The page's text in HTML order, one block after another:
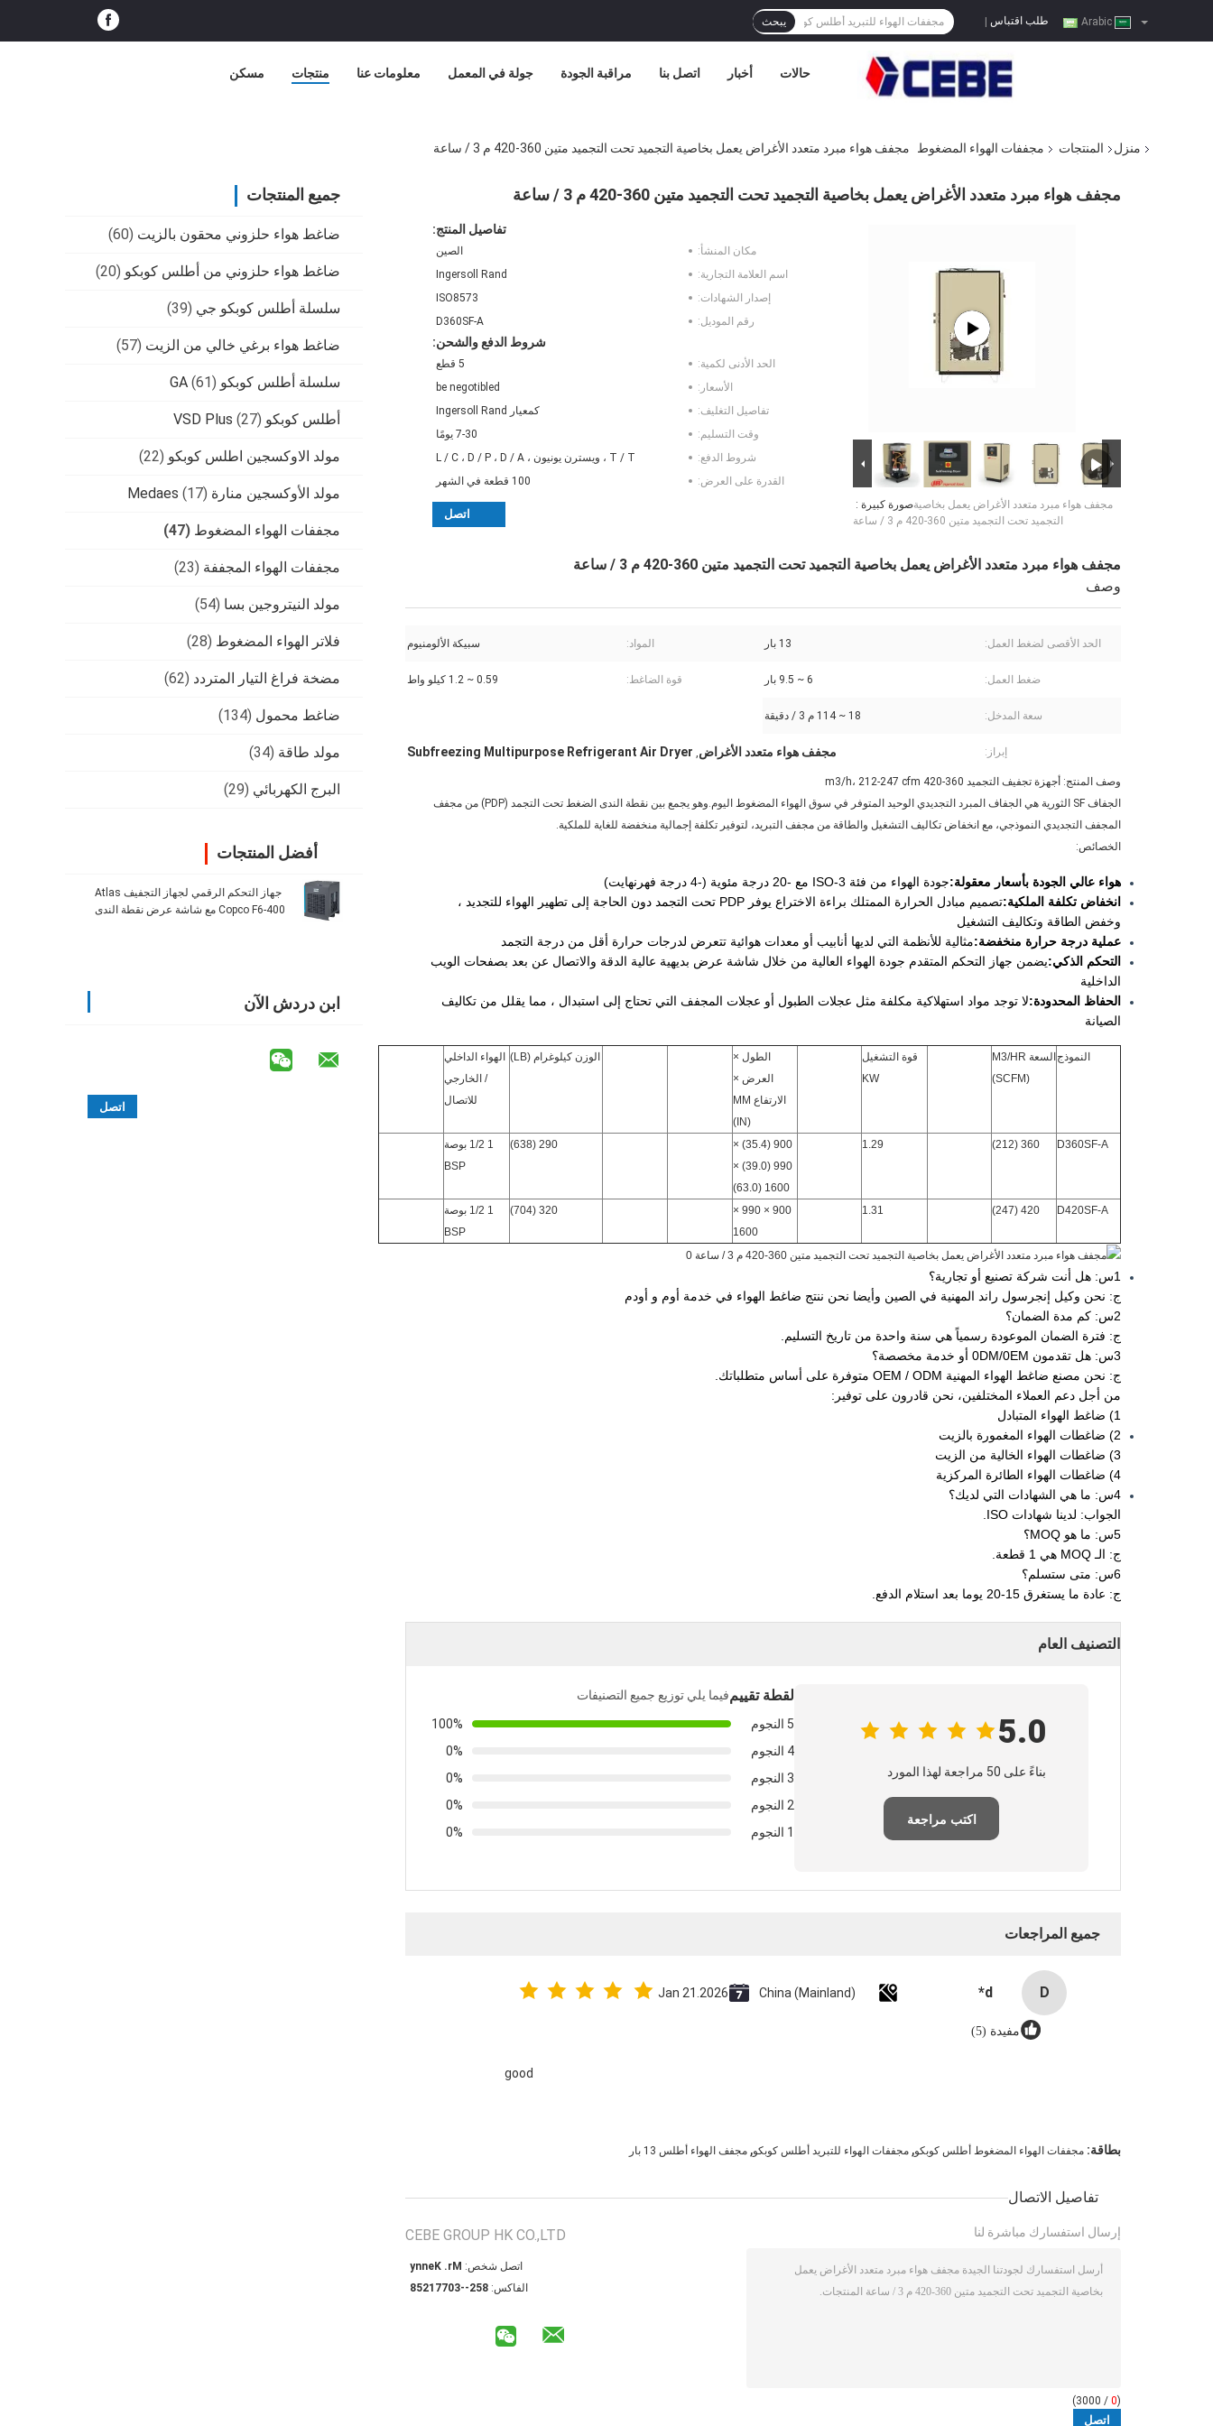
طلب اقتباس يبحث
مسكن منتجات معلومات عنا جولة في المعمل مراقبة الجودة اتصل بنا أخبار حالات
منزل المنتجات مجففات الهواء المضغوط مجفف هواء مبرد متعدد الأغراض يعمل بخاصية التجميد تحت التجميد متين 360-420 م 3 / ساعة
جميع المنتجات
ضاغط هواء حلزوني محقون بالزيت (60)
ضاغط هواء حلزوني من أطلس كوبكو (20)
سلسلة أطلس كوبكو جي (39)
ضاغط هواء برغي خالي من الزيت (57)
سلسلة أطلس كوبكو GA (61)
أطلس كوبكو VSD Plus (27)
مولد الاوكسجين اطلس كوبكو (22)
مولد الأوكسجين منارة Medaes (17)
مجففات الهواء المضغوط (47)
مجففات الهواء المجففة (23)
مولد النيتروجين بسا (54)
فلاتر الهواء المضغوط (28)
مضخة فراغ التيار المتردد (62)
ضاغط محمول (134)
مولد طاقة (34)
البرج الكهربائي (29)
أفضل المنتجات
جهاز التحكم الرقمي لجهاز التجفيف Atlas
Copco F6-400 مع شاشة عرض نقطة الندى
ابن دردش الآن
مجفف هواء مبرد متعدد الأغراض يعمل بخاصية التجميد تحت التجميد متين 360-420 م 3 / ساعة
صورة كبيرة :مجفف هواء مبرد متعدد الأغراض يعمل بخاصية
التجميد تحت التجميد متين 360-420 م 3 / ساعة
تفاصيل المنتج:
مكان المنشأ:
الصين
اسم العلامة التجارية:
Ingersoll Rand
إصدار الشهادات:
ISO8573
رقم الموديل:
D360SF-A
شروط الدفع والشحن:
الحد الأدنى لكمية:
5 قطع
الأسعار:
be negotibled
تفاصيل التغليف:
كمعيار Ingersoll Rand
وقت التسليم:
7-30 يومًا
شروط الدفع:
T / T ، ويسترن يونيون ، L / C ، D / P ، D / A
القدرة على العرض:
100 قطعة في الشهر
اتصل
مجفف هواء مبرد متعدد الأغراض يعمل بخاصية التجميد تحت التجميد متين 360-420 م 3 / ساعة
وصف
الحد الأقصى لضغط العمل: 13 بار المواد: سبيكة الألومنيوم
ضغط العمل: 6 ~ 9.5 بار قوة الضاغط: 0.59 ~ 1.2 كيلو واط
سعة المدخل: 18 ~ 114 م 3 / دقيقة
إبراز: مجفف هواء متعدد الأغراض,
Subfreezing Multipurpose Refrigerant Air Dryer
وصف المنتج: أجهزة تجفيف التجميد 360-420 m3/h، 212-247 cfm
الجفاف SF الثورية هي الجفاف المبرد التجديدي الوحيد المتوفر في سوق الهواء المضغوط اليوم.وهو يجمع بين نقطة الندى الضغط تحت التجمد (PDP) من مجفف
المجفف التجديدي النموذجي، مع انخفاض تكاليف التشغيل والطاقة من مجفف التبريد، لتوفير تكلفة إجمالية منخفضة للغاية للملكية.
الخصائص:
هواء عالي الجودة بأسعار معقولة:جودة الهواء من فئة ISO-3 مع -20 درجة مئوية (-4 درجة فهرنهايت)
انخفاض تكلفة الملكية:
تصميم مبادل الحرارة الممتلك براءة الاختراع يوفر PDP تحت التجمد دون الحاجة إلى تطهير الهواء للتجديد ،
وخفض الطاقة وتكاليف التشغيل
عملية درجة حرارة منخفضة:مثالية للأنظمة التي لديها أنابيب أو معدات هوائية تتعرض لدرجات حرارة أقل من درجة التجمد
التحكم الذكي:يضمن جهاز التحكم المتقدم جودة الهواء العالية من خلال شاشة عرض بديهية عالية الدقة والاتصال عن بعد بصفحات الويب
الداخلية
الحفاظ المحدودة:لا توجد مواد استهلاكية مكلفة مثل عجلات الطبول أو عجلات المجفف التي تحتاج إلى استبدال ، مما يقلل من تكاليف
الصيانة
النموذج
السعة M3/HR
(SCFM)
قوة التشغيل
KW
الطول ×
العرض ×
الارتفاع MM
(IN)
الوزن كيلوغرام (LB)
الهواء الداخلي
/ الخارجي
للاتصال
D360SF-A
360 (212)
1.29
900 (35.4) ×
990 (39.0) ×
1600 (63.0)
290 (638)
1 1/2 بوصة
BSP
D420SF-A
420 (247)
1.31
900 × 990 ×
1600
320 (704)
1 1/2 بوصة
BSP
1س: هل أنت شركة تصنيع أو تجارية؟
ج: نحن وكيل إنجرسول راند المهنية في الصين وأيضا نحن ننتج ضاغط الهواء في خدمة أوم و أودم
2س: كم مدة الضمان؟
ج: فترة الضمان الموعودة رسمياً هي سنة واحدة من تاريخ التسليم.
3س: هل تقدمون 0DM/0EM أو خدمة مخصصة؟
ج: نحن مصنع ضاغط الهواء المهنية OEM / ODM متوفرة على أساس متطلباتك.
من أجل دعم العملاء المختلفين، نحن قادرون على توفير:
1) ضاغط الهواء المتبادل
2) ضاغطات الهواء المغمورة بالزيت
3) ضاغطات الهواء الخالية من الزيت
4) ضاغطات الهواء الطائرة المركزية
4س: ما هي الشهادات التي لديك؟
الجواب: لدينا شهادات ISO.
5س: ما هو MOQ؟
ج: الـ MOQ هي 1 قطعة.
6س: متى ستسلم؟
ج: عادة ما يستغرق 15-20 يوما بعد استلام الدفع.
التصنيف العام
5.0
بناءً على 50 مراجعة لهذا المورد
اكتب مراجعة
لقطة تقييمفيما يلي توزيع جميع التصنيفات
5 النجوم
100%
4 النجوم
0%
3 النجوم
0%
2 النجوم
0%
1 النجوم
0%
جميع المراجعات
D
d*
China (Mainland)
Jan 21.2026
مفيدة (5)
good
بطاقة: مجففات الهواء المضغوط أطلس كوبكو, مجففات الهواء للتبريد أطلس كوبكو, مجفف الهواء أطلس 13 بار
تفاصيل الاتصال
CEBE GROUP HK CO.,LTD
اتصل شخص: Mr. Kenny
الفاكس: 852--30771258
إرسال استفسارك مباشرة لنا
(
0
/ 3000)